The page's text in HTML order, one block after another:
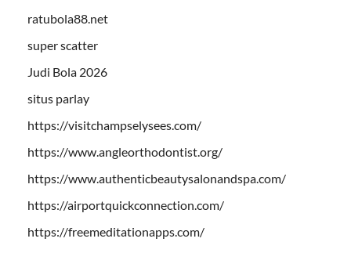
ratubola88.net
super scatter
Judi Bola 2026
situs parlay
https://visitchampselysees.com/
https://www.angleorthodontist.org/
https://www.authenticbeautysalonandspa.com/
https://airportquickconnection.com/
https://freemeditationapps.com/